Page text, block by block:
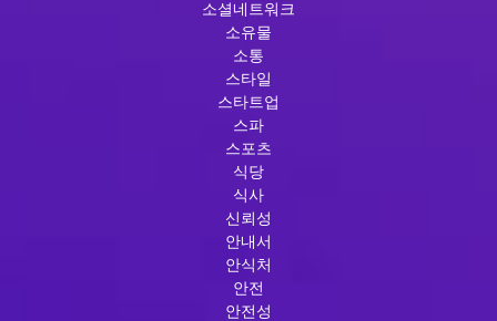
소셜네트워크
소유물
소통
스타일
스타트업
스파
스포츠
식당
식사
신뢰성
안내서
안식처
안전
안전성